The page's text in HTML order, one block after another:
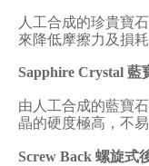
人工合成的珍貴寶
來降低摩擦力及損耗
Sapphire Crystal 藍
由人工合成的藍寶
晶的硬度極高，不易
Screw Back 螺旋式